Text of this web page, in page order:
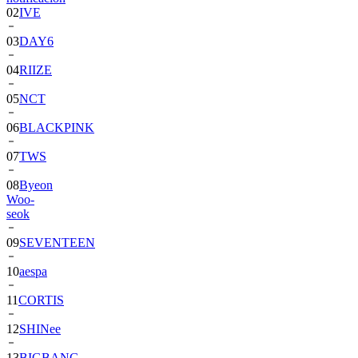
03DAY6
04RIIZE
05NCT
06BLACKPINK
07TWS
08Byeon
Woo-
seok
09SEVENTEEN
10aespa
11CORTIS
12SHINee
13BIGBANG